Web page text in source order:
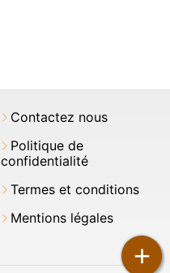
+
Contactez nous
Politique de
confidentialité
Termes et conditions
Mentions légales